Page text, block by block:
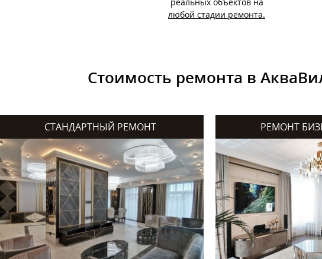
любой стадии ремонта.
Стоимость ремонта в
СТАНДАРТНЫЙ РЕМОНТ РЕМОНТ